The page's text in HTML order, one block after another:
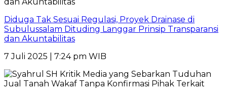
Diduga Tak Sesuai Regulasi, Proyek Drainase di
Subulussalam Dituding Langgar Prinsip Transparansi
dan Akuntabilitas
7 Juli 2025 | 7:24 pm WIB